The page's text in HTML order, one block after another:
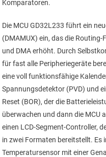
Komparatoren.
Die MCU GD32L233 führt ein
(DMAMUX) ein, das die
und DMA erhöht. Durch
für fast alle Peripheriegeräte
eine voll funktionsfähige
Spannungs­detektor (PVD) und
Reset (BOR), der die
überwachen und dann die MCU
einen LCD-Segment-Controller,
in zwei Formaten bereitstellt. Es
Temperatursensor mit einer